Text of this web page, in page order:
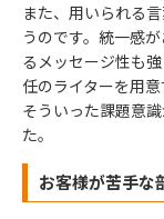
また、用いられる
うのです。統一感
るメッセージ性も
任のライターを用
そういった課題意
た。
お客様が苦手な